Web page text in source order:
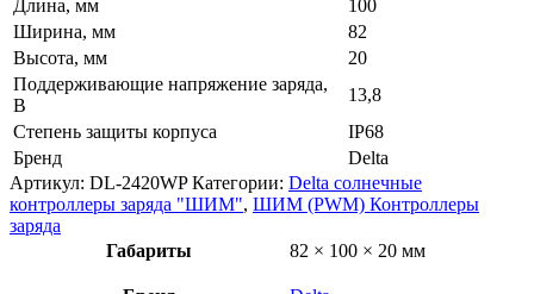
Длина, мм
100
Ширина, мм
82
Высота, мм
20
Поддерживающие напряжение заряда,
В
13,8
Степень защиты корпуса
IP68
Бренд
Delta
Артикул: DL-2420WP Категории: Delta солнечные
контроллеры заряда "ШИМ", ШИМ (PWM) Контроллеры
заряда
Габариты
82 × 100 × 20 мм